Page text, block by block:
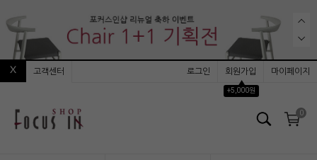
고객센터 로그인
회원가입
▲
+5,000원
마이페이지
0